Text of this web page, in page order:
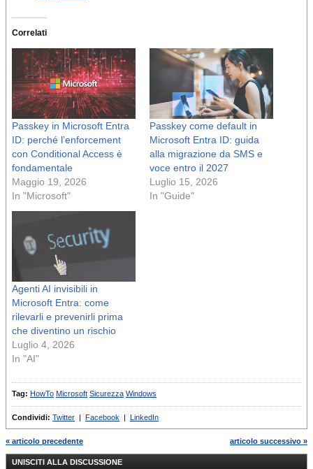
Correlati
Passkey in Microsoft Entra
ID: perché l’enforcement
con Conditional Access è
fondamentale
Maggio 19, 2026
In "Microsoft"
Passkey come default in
Microsoft Entra ID: guida
alla migrazione da SMS e
voce entro il 2027
Luglio 15, 2026
In "Guide"
Agenti AI invisibili in
Microsoft Entra: come
rilevarli e prevenirli prima
che diventino un rischio
Luglio 4, 2026
In "AI"
Tag: HowTo Microsoft Sicurezza Windows
Condividi: Twitter Facebook LinkedIn
« articolo precedente articolo successivo »
UNISCITI ALLA DISCUSSIONE